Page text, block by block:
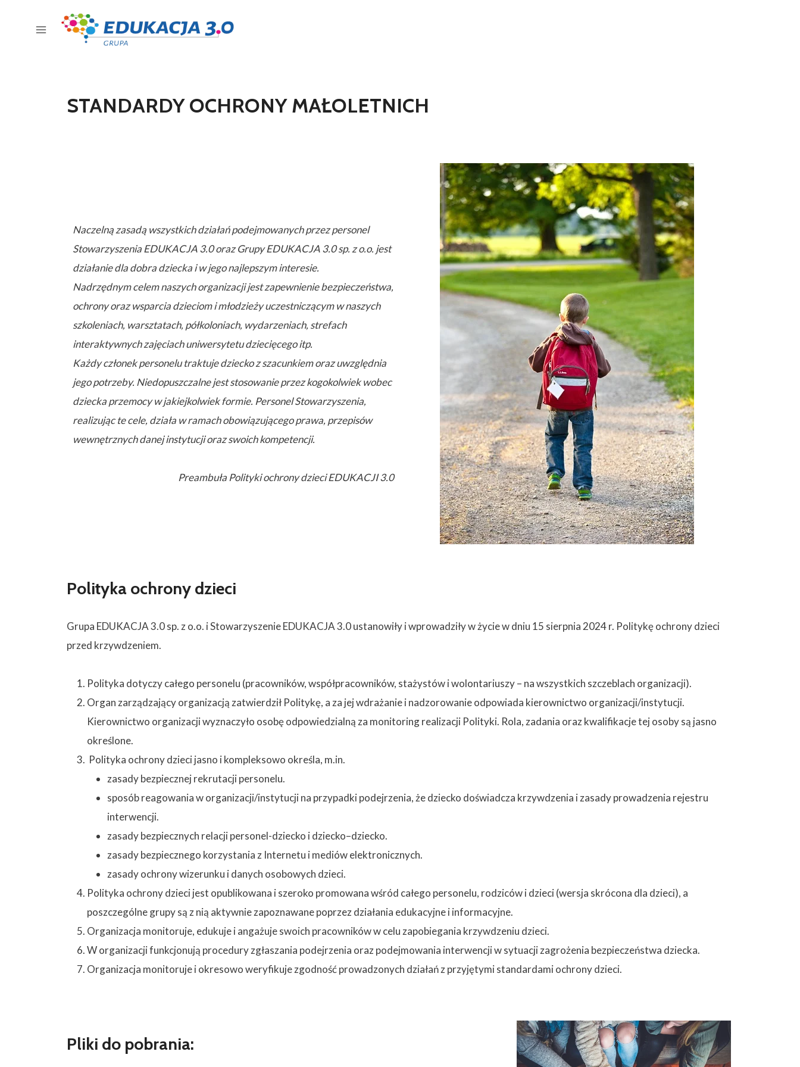
STANDARDY OCHRONY MAŁOLETNICH​
Naczelną zasadą wszystkich działań podejmowanych przez personel
Stowarzyszenia EDUKACJA 3.0 oraz Grupy EDUKACJA 3.0 sp. z o.o. jest
działanie dla dobra dziecka i w jego najlepszym interesie.
Nadrzędnym celem naszych organizacji jest zapewnienie bezpieczeństwa,
ochrony oraz wsparcia dzieciom i młodzieży uczestniczącym w naszych
szkoleniach, warsztatach, półkoloniach, wydarzeniach, strefach
interaktywnych zajęciach uniwersytetu dziecięcego itp.
Każdy członek personelu traktuje dziecko z szacunkiem oraz uwzględnia
jego potrzeby. Niedopuszczalne jest stosowanie przez kogokolwiek wobec
dziecka przemocy w jakiejkolwiek formie. Personel Stowarzyszenia,
realizując te cele, działa w ramach obowiązującego prawa, przepisów
wewnętrznych danej instytucji oraz swoich kompetencji.
Preambuła Polityki ochrony dzieci EDUKACJI 3.0
Polityka ochrony dzieci
Grupa EDUKACJA 3.0 sp. z o.o. i Stowarzyszenie EDUKACJA 3.0 ustanowiły i wprowadziły w życie w dniu 15 sierpnia 2024 r. Politykę ochrony dzieci
przed krzywdzeniem.
Polityka dotyczy całego personelu (pracowników, współpracowników, stażystów i wolontariuszy – na wszystkich szczeblach organizacji).
Organ zarządzający organizacją zatwierdził Politykę, a za jej wdrażanie i nadzorowanie odpowiada kierownictwo organizacji/instytucji.
Kierownictwo organizacji wyznaczyło osobę odpowiedzialną za monitoring realizacji Polityki. Rola, zadania oraz kwalifikacje tej osoby są jasno
określone.
Polityka ochrony dzieci jasno i kompleksowo określa, m.in.
zasady bezpiecznej rekrutacji personelu.
sposób reagowania w organizacji/instytucji na przypadki podejrzenia, że dziecko doświadcza krzywdzenia i zasady prowadzenia rejestru
interwencji.
zasady bezpiecznych relacji personel-dziecko i dziecko–dziecko.
zasady bezpiecznego korzystania z Internetu i mediów elektronicznych.
zasady ochrony wizerunku i danych osobowych dzieci.
Polityka ochrony dzieci jest opublikowana i szeroko promowana wśród całego personelu, rodziców i dzieci (wersja skrócona dla dzieci), a
poszczególne grupy są z nią aktywnie zapoznawane poprzez działania edukacyjne i informacyjne.
Organizacja monitoruje, edukuje i angażuje swoich pracowników w celu zapobiegania krzywdzeniu dzieci.
W organizacji funkcjonują procedury zgłaszania podejrzenia oraz podejmowania interwencji w sytuacji zagrożenia bezpieczeństwa dziecka.
Organizacja monitoruje i okresowo weryfikuje zgodność prowadzonych działań z przyjętymi standardami ochrony dzieci.
Pliki do pobrania: